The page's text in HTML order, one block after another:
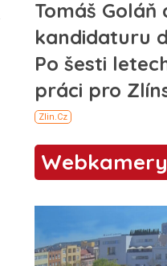
Webkamery